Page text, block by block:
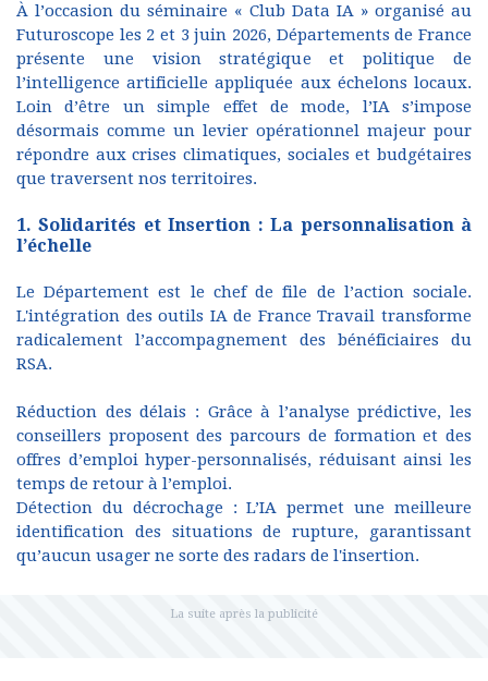
À l’occasion du séminaire « Club Data IA » organisé au
Futuroscope les 2 et 3 juin 2026, Départements de France
présente une vision stratégique et politique de
l’intelligence artificielle appliquée aux échelons locaux.
Loin d’être un simple effet de mode, l’IA s’impose
désormais comme un levier opérationnel majeur pour
répondre aux crises climatiques, sociales et budgétaires
que traversent nos territoires.
1. Solidarités et Insertion : La personnalisation à
l’échelle
Le Département est le chef de file de l’action sociale.
L'intégration des outils IA de France Travail transforme
radicalement l’accompagnement des bénéficiaires du
RSA.
Réduction des délais : Grâce à l’analyse prédictive, les
conseillers proposent des parcours de formation et des
offres d’emploi hyper-personnalisés, réduisant ainsi les
temps de retour à l’emploi.
Détection du décrochage : L’IA permet une meilleure
identification des situations de rupture, garantissant
qu’aucun usager ne sorte des radars de l'insertion.